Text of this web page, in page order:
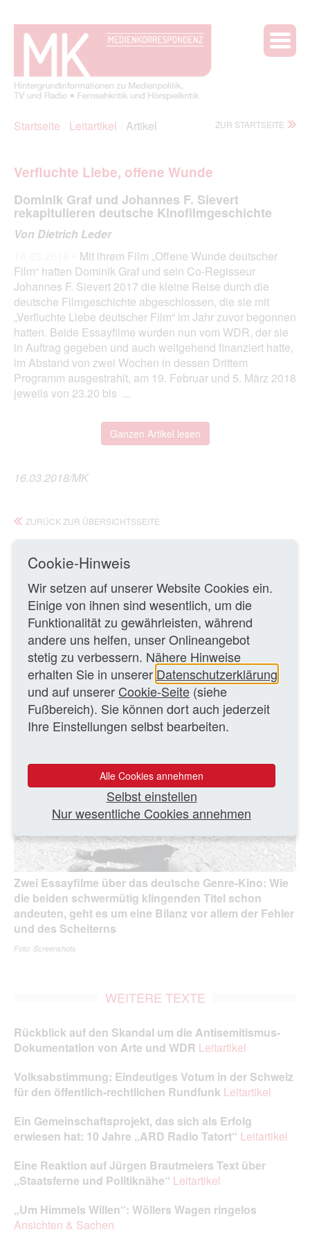
Startseite Leitartikel Artikel ZUR STARTSEITE
Verfluchte Liebe, offene Wunde
Dominik Graf und Johannes F. Sievert
rekapitulieren deutsche Kinofilmgeschichte
Von Dietrich Leder
Mit ihrem Film „Offene Wunde deutscher
Film“ hatten Dominik Graf und sein Co-Regisseur
Johannes F. Sievert 2017 die kleine Reise durch die
deutsche Filmgeschichte abgeschlossen, die sie mit
„Verfluchte Liebe deutscher Film“ im Jahr zuvor begonnen
hatten. Beide Essayfilme wurden nun vom WDR, der sie
in Auftrag gegeben und auch weitgehend finanziert hatte,
im Abstand von zwei Wochen in dessen Drittem
Programm ausgestrahlt, am 19. Februar und 5. März 2018
jeweils von 23.20 bis ...
Ganzen Artikel lesen
16.03.2018/MK
ZURÜCK ZUR ÜBERSICHTSSEITE
Zwei Essayfilme über das deutsche Genre-Kino: Wie
die beiden schwermütig klingenden Titel schon
andeuten, geht es um eine Bilanz vor allem der Fehler
und des Scheiterns
Foto: Screenshots
WEITERE TEXTE
Rückblick auf den Skandal um die Antisemitismus-
Dokumentation von Arte und WDR Leitartikel
Volksabstimmung: Eindeutiges Votum in der Schweiz
für den öffentlich-rechtlichen Rundfunk Leitartikel
Ein Gemeinschaftsprojekt, das sich als Erfolg
erwiesen hat: 10 Jahre „ARD Radio Tatort“ Leitartikel
Eine Reaktion auf Jürgen Brautmeiers Text über
„Staatsferne und Politiknähe“ Leitartikel
„Um Himmels Willen“: Wöllers Wagen ringelos
Ansichten & Sachen
Cookie-Hinweis
Wir setzen auf unserer Website Cookies ein.
Einige von ihnen sind wesentlich, um die
Funktionalität zu gewährleisten, während
andere uns helfen, unser Onlineangebot
stetig zu verbessern. Nähere Hinweise
erhalten Sie in unserer Datenschutzerklärung
und auf unserer Cookie-Seite (siehe
Fußbereich). Sie können dort auch jederzeit
Ihre Einstellungen selbst bearbeiten.
Alle Cookies annehmen
Selbst einstellen
Nur wesentliche Cookies annehmen